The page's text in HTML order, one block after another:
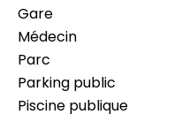
Gare
Médecin
Parc
Parking public
Piscine publique